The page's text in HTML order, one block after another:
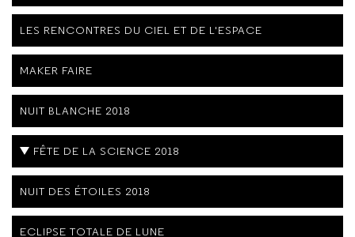
LES RENCONTRES DU CIEL ET DE L'ESPACE
MAKER FAIRE
NUIT BLANCHE 2018
FÊTE DE LA SCIENCE 2018
NUIT DES ÉTOILES 2018
ECLIPSE TOTALE DE LUNE